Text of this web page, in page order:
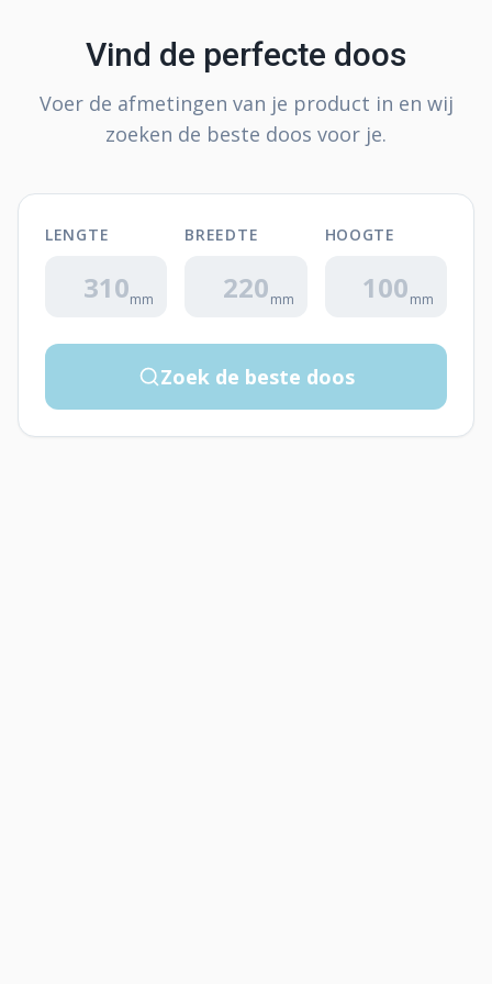
Vind de perfecte doos
Voer de afmetingen van je product in en wij
zoeken de beste doos voor je.
LENGTE
mm
BREEDTE
mm
HOOGTE
mm
Zoek de beste doos